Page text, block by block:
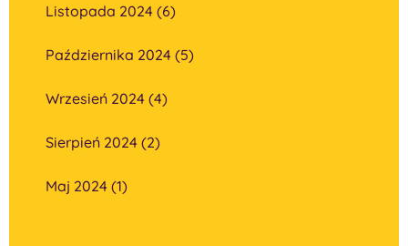
Listopada 2024 (6)
Października 2024 (5)
Wrzesień 2024 (4)
Sierpień 2024 (2)
Maj 2024 (1)